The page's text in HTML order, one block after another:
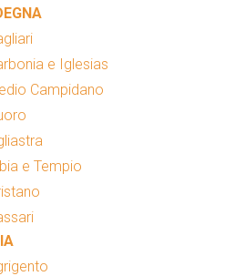
e Iglesias
Campidano
e Tempio